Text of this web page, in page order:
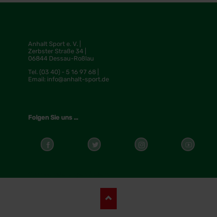
Anhalt Sport e. V. |
Zerbster Straße 34 |
06844 Dessau-Roßlau
Tel. (03 40) - 5 16 97 68 |
Email: info@anhalt-sport.de
Folgen Sie uns ...